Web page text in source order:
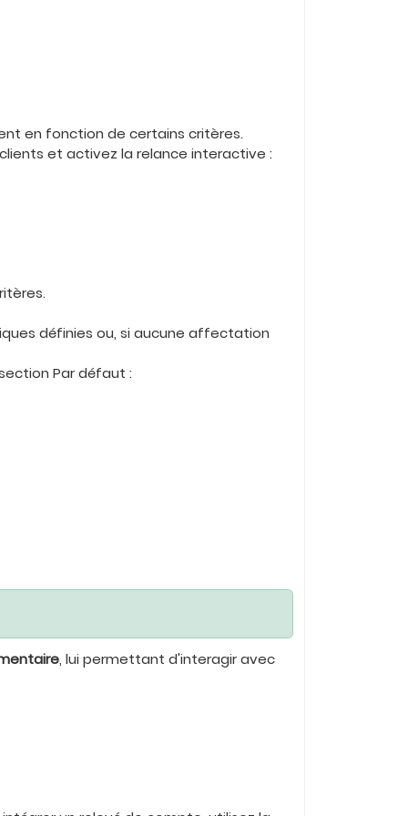
en fonction de certains critères.
et activez la relance interactive :
définies ou, si aucune affectation
Par défaut :
, lui permettant d'interagir avec